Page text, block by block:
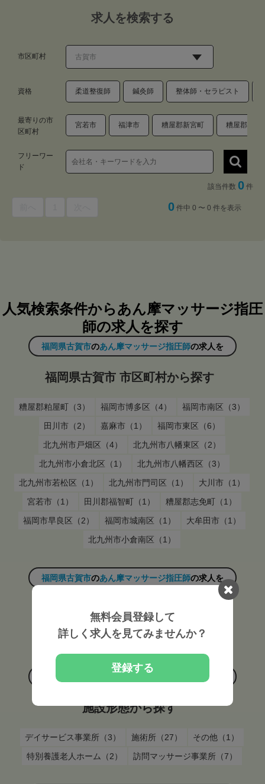
求人を検索する
市区町村
資格 柔道整復師 鍼灸師 整体師・セラピスト
最寄りの市
区町村
宮若市 福津市 糟屋郡新宮町 糟屋郡久山
フリーワー
ド
該当件数 0 件
0 件中 0 〜 0 件を表示
人気検索条件からあん摩マッサージ指圧
師の求人を探す
福岡県古賀市のあん摩マッサージ指圧師の求人を
福岡県古賀市 市区町村から探す
糟屋郡粕屋町（3） 福岡市博多区（4）
福岡市南区（3）
田川市（2）
嘉麻市（1）
福岡市東区（6）
北九州市戸畑区（4）
北九州市八幡東区（2）
北九州市小倉北区（1）
北九州市八幡西区（3）
北九州市若松区（1）
北九州市門司区（1）
大川市（1）
宮若市（1）
田川郡福智町（1）
糟屋郡志免町（1）
福岡市早良区（2）
福岡市城南区（1）
大牟田市（1）
北九州市小倉南区（1）
福岡県古賀市のあん摩マッサージ指圧師の求人を
雇用形態から探す
常勤（39） 非常勤（21）
福岡県古賀市 あん摩マッサージ指圧師 の求人を
施設形態から探す
デイサービス事業所（3） 施術所（27）
その他（1）
特別養護老人ホーム（2）
訪問マッサージ事業所（7）
無料会員登録して
詳しく求人を見てみませんか？
登録する